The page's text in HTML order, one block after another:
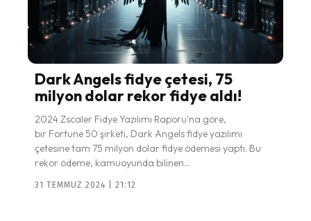
Dark Angels fidye çetesi, 75
milyon dolar rekor fidye aldı!
2024 Zscaler Fidye Yazılımı Raporu'na göre,
bir Fortune 50 şirketi, Dark Angels fidye yazılımı
çetesine tam 75 milyon dolar fidye ödemesi yaptı. Bu
rekor ödeme, kamuoyunda bilinen...
31 TEMMUZ 2024 | 21:12